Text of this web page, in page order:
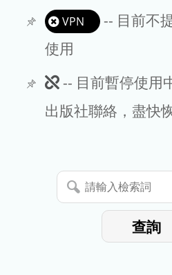
VPN
-- 目前不
使用
此
期
暫
停
-- 目前暫停使用
出版社聯絡，盡快
請
輸
查詢